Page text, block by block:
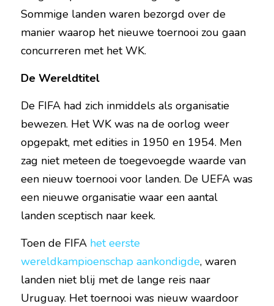
Sommige landen waren bezorgd over de
manier waarop het nieuwe toernooi zou gaan
concurreren met het WK.
De Wereldtitel
De FIFA had zich inmiddels als organisatie
bewezen. Het WK was na de oorlog weer
opgepakt, met edities in 1950 en 1954. Men
zag niet meteen de toegevoegde waarde van
een nieuw toernooi voor landen. De UEFA was
een nieuwe organisatie waar een aantal
landen sceptisch naar keek.
Toen de FIFA het eerste
wereldkampioenschap aankondigde, waren
landen niet blij met de lange reis naar
Uruguay. Het toernooi was nieuw waardoor